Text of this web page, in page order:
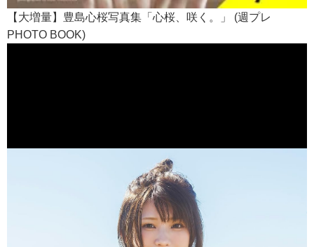
【大増量】豊島心桜写真集「心桜、咲く。」 (週プレ
PHOTO BOOK)